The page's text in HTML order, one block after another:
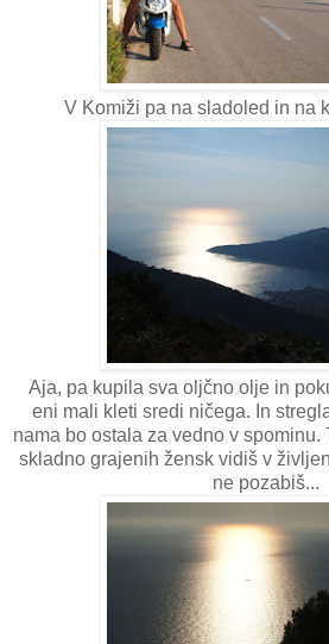
V Komiži pa na sladoled in na
Aja, pa kupila sva oljčno olje in
eni mali kleti sredi ničega. In
nama bo ostala za vedno v
skladno grajenih žensk vidiš v
ne pozabiš...